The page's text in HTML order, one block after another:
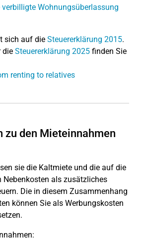
Wohnungsüberlassung
sich auf die Steuererklärung 2015.
die Steuererklärung 2025 finden Sie
renting to relatives
zu den Mieteinnahmen
sie die Kaltmiete und die auf die
Nebenkosten als zusätzliches
Die in diesem Zusammenhang
können Sie als Werbungskosten